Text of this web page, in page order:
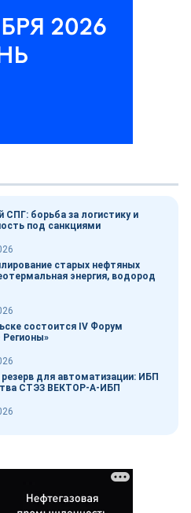
СПГ: борьба за логистику и
под санкциями
старых нефтяных
энергия, водород
состоится IV Форум
Регионы»
для автоматизации: ИБП
СТЭЗ ВЕКТОР-А-ИБП